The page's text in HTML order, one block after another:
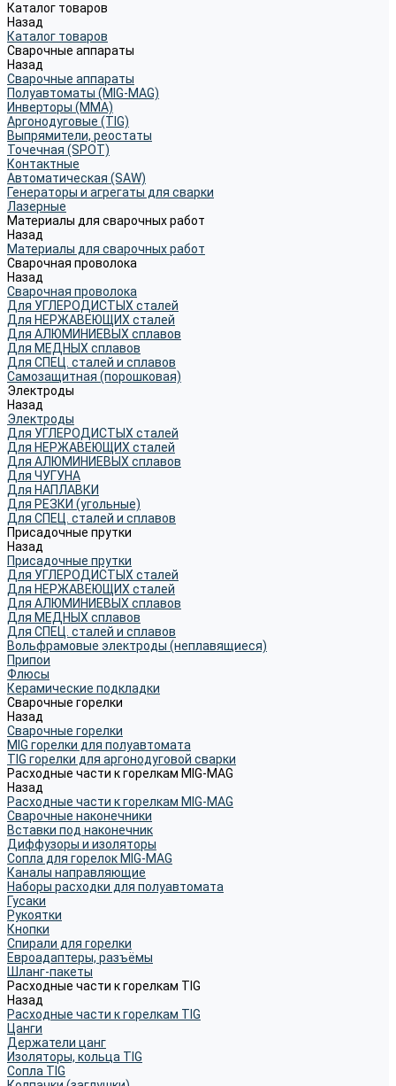
Каталог товаров
Назад
Каталог товаров
Сварочные аппараты
Назад
Сварочные аппараты
Полуавтоматы (MIG-MAG)
Инверторы (MMA)
Аргонодуговые (TIG)
Выпрямители, реостаты
Точечная (SPOT)
Контактные
Автоматическая (SAW)
Генераторы и агрегаты для сварки
Лазерные
Материалы для сварочных работ
Назад
Материалы для сварочных работ
Сварочная проволока
Назад
Сварочная проволока
Для УГЛЕРОДИСТЫХ сталей
Для НЕРЖАВЕЮЩИХ сталей
Для АЛЮМИНИЕВЫХ сплавов
Для МЕДНЫХ сплавов
Для СПЕЦ. сталей и сплавов
Самозащитная (порошковая)
Электроды
Назад
Электроды
Для УГЛЕРОДИСТЫХ сталей
Для НЕРЖАВЕЮЩИХ сталей
Для АЛЮМИНИЕВЫХ сплавов
Для ЧУГУНА
Для НАПЛАВКИ
Для РЕЗКИ (угольные)
Для СПЕЦ. сталей и сплавов
Присадочные прутки
Назад
Присадочные прутки
Для УГЛЕРОДИСТЫХ сталей
Для НЕРЖАВЕЮЩИХ сталей
Для АЛЮМИНИЕВЫХ сплавов
Для МЕДНЫХ сплавов
Для СПЕЦ. сталей и сплавов
Вольфрамовые электроды (неплавящиеся)
Припои
Флюсы
Керамические подкладки
Сварочные горелки
Назад
Сварочные горелки
MIG горелки для полуавтомата
TIG горелки для аргонодуговой сварки
Расходные части к горелкам MIG-MAG
Назад
Расходные части к горелкам MIG-MAG
Сварочные наконечники
Вставки под наконечник
Диффузоры и изоляторы
Сопла для горелок MIG-MAG
Каналы направляющие
Наборы расходки для полуавтомата
Гусаки
Рукоятки
Кнопки
Спирали для горелки
Евроадаптеры, разъёмы
Шланг-пакеты
Расходные части к горелкам TIG
Назад
Расходные части к горелкам TIG
Цанги
Держатели цанг
Изоляторы, кольца TIG
Сопла TIG